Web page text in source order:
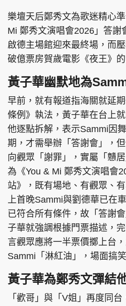
樂壇天后鄭秀文為歌迷精心
Mi 鄭秀文演唱會2026」答謝
啟德主場館迎來最終場，而
破億票房賀歲電影《夜王》
黃子華幽默地為
早前，就有報道指海關就延
條例》執法，黃子華在台上
他逐點拆解，表示Sammi因
期，才需舉辦「答謝會」，
向觀眾「謝罪」，實屬「戇
為《You & Mi 鄭秀文演唱會
站》，既有場地、有觀眾、
上首晚Sammi與劉德華已在
已符合所有條件，故「答謝
子華就強調根據門票描述，
言觀眾應將一半票價擲上台
Sammi「淋紅油」，場面搞笑
黃子華為鄭秀文彈結
「歡哥」與「V姐」再度同